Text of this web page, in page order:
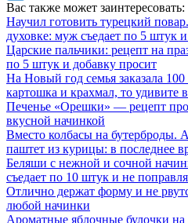
Вас также может заинтересовать:
Научил готовить турецкий
духовке: муж съедает по 5 штук
Царские пальчики: рецепт на
по 5 штук и добавку просит
На Новый год семья заказала
картошка и крахмал, то удивите
Печенье «Орешки» — рецепт
вкусной начинкой
Вместо колбасы на
паштет из курицы: в последнее
Беляши с нежной и сочной
съедает по 10 штук и не
Отлично держат форму и не
любой начинки
Ароматные яблочные булочки